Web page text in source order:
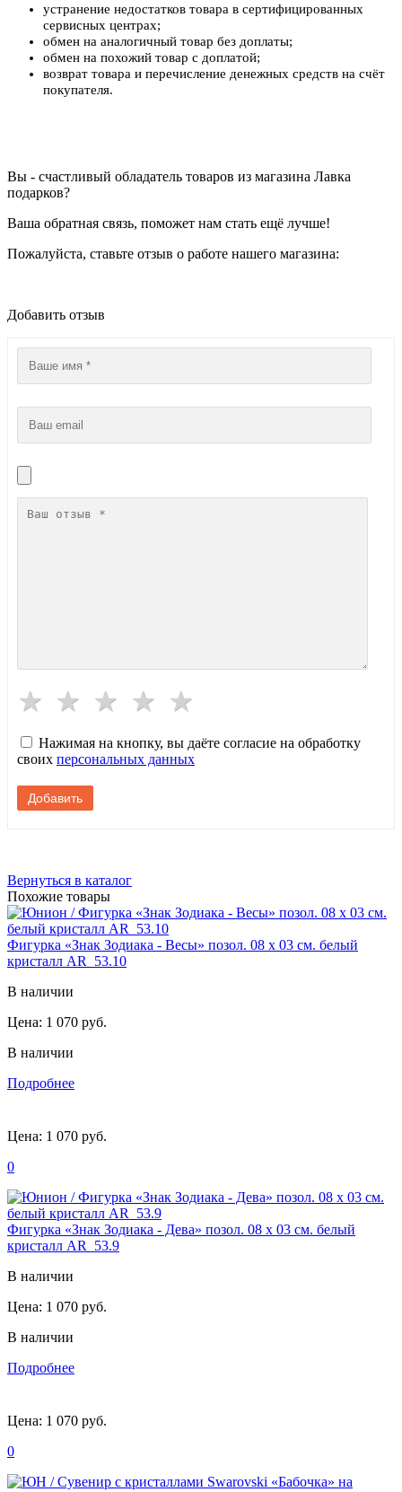
устранение недостатков товара в сертифицированных
сервисных центрах;
обмен на аналогичный товар без доплаты;
обмен на похожий товар с доплатой;
возврат товара и перечисление денежных средств на счёт
покупателя.
Вы - счастливый обладатель товаров из магазина Лавка
подарков?
Ваша обратная связь, поможет нам стать ещё лучше!
Пожалуйста, ставьте отзыв о работе нашего магазина:
Добавить отзыв
Нажимая на кнопку, вы даёте согласие на обработку
своих персональных данных
Вернуться в каталог
Похожие товары
Фигурка «Знак Зодиака - Весы» позол. 08 х 03 см. белый
кристалл AR_53.10
В наличии
Цена: 1 070 руб.
В наличии
Подробнее
Цена: 1 070 руб.
0
Фигурка «Знак Зодиака - Дева» позол. 08 х 03 см. белый
кристалл AR_53.9
В наличии
Цена: 1 070 руб.
В наличии
Подробнее
Цена: 1 070 руб.
0